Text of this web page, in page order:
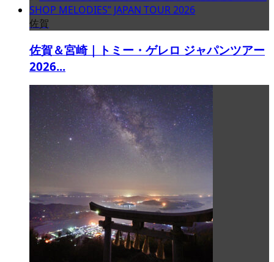
佐賀
佐賀＆宮崎｜トミー・ゲレロ ジャパンツアー
2026...